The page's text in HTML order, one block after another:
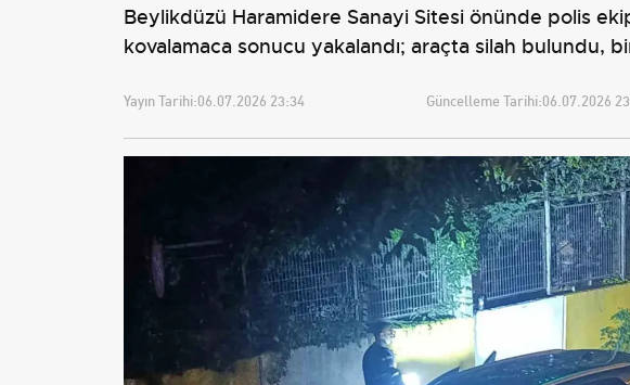
Beylikdüzü Haramidere Sanayi Sitesi önünde polis
kovalamaca sonucu yakalandı; araçta silah bulundu,
Yayın Tarihi:06.07.2026 23:34 Güncelleme Tarihi:06.07.2026